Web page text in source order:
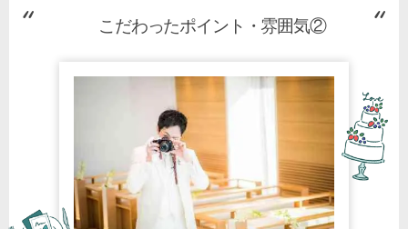
こだわったポイント・雰囲気②